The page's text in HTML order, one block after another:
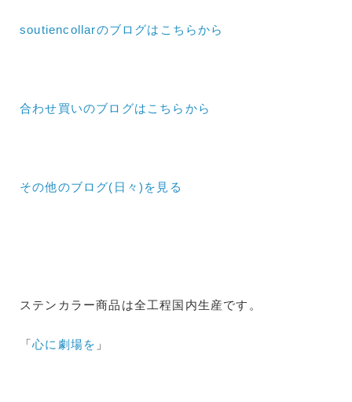
soutiencollarのブログはこちらから
合わせ買いのブログはこちらから
その他のブログ(日々) を見る
ステンカラー商品は全工程国内生産です。
「心に劇場を 」